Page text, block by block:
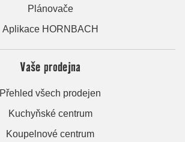
Plánovače
Aplikace HORNBACH
Vaše prodejna
Přehled všech prodejen
Kuchyňské centrum
Koupelnové centrum